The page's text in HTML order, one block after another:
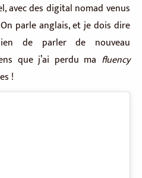
avec des digital nomad venus
parle anglais, et je dois dire
de parler de nouveau
que j’ai perdu ma fluency
!